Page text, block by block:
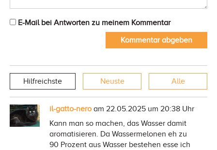
E-Mail bei Antworten zu meinem Kommentar
Kommentar abgeben
Hilfreichste Neuste Alle
il-gatto-nero am 22.05.2025 um 20:38 Uhr
Kann man so machen, das Wasser damit
aromatisieren. Da Wassermelonen eh zu
90 Prozent aus Wasser bestehen esse ich